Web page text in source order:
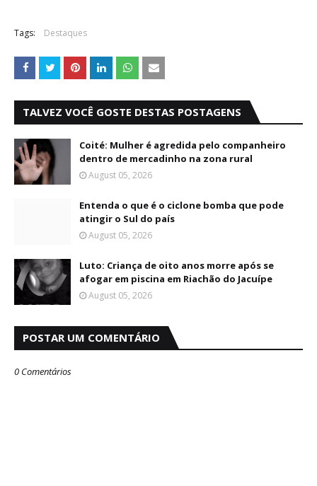
Tags: Destaques
TALVEZ VOCÊ GOSTE DESTAS POSTAGENS
Coité: Mulher é agredida pelo companheiro
dentro de mercadinho na zona rural
August 05, 2026
Entenda o que é o ciclone bomba que pode
atingir o Sul do país
August 05, 2026
Luto: Criança de oito anos morre após se
afogar em piscina em Riachão do Jacuípe
August 05, 2026
POSTAR UM COMENTÁRIO
0 Comentários